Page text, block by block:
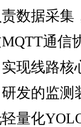
数据采集
通信
现线路核
发的监测
量化